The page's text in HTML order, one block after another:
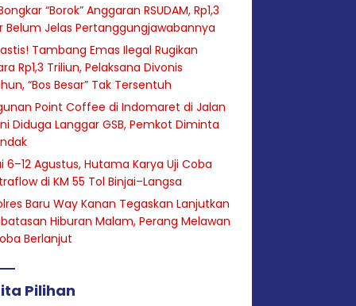
“Borok” Anggaran RSUDAM, Rp1,3
Belum Jelas Pertanggungjawabannya
Tambang Emas Ilegal Rugikan
Rp1,3 Triliun, Pelaksana Divonis
“Bos Besar” Tak Tersentuh
Point Coffee di Indomaret di Jalan
Diduga Langgar GSB, Pemkot Diminta
6–12 Agustus, Hutama Karya Uji Coba
di KM 55 Tol Binjai–Langsa
Baru Way Kanan Tegaskan Lanjutkan
Hiburan Malam, Perang Melawan
Berlanjut
Pilihan